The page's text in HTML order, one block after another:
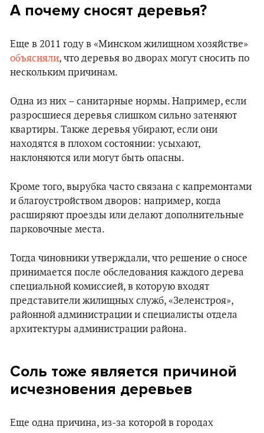
А почему сносят деревья?
Еще в 2011 году в «Минском жилищном хозяйстве»
объясняли, что деревья во дворах могут сносить по
нескольким причинам.
Одна из них – санитарные нормы. Например, если
разросшиеся деревья слишком сильно затеняют
квартиры. Также деревья убирают, если они
находятся в плохом состоянии: усыхают,
наклоняются или могут быть опасны.
Кроме того, вырубка часто связана с капремонтами
и благоустройством дворов: например, когда
расширяют проезды или делают дополнительные
парковочные места.
Тогда чиновники утверждали, что решение о сносе
принимается после обследования каждого дерева
специальной комиссией, в которую входят
представители жилищных служб, «Зеленстроя»,
районной администрации и специалисты отдела
архитектуры администрации района.
Соль тоже является причиной
исчезновения деревьев
Еще одна причина, из-за которой в городах